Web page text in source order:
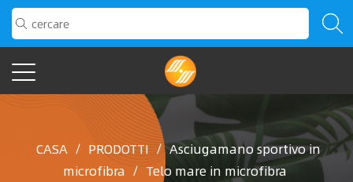
CASA / PRODOTTI / Asciugamano sportivo in
microfibra / Telo mare in microfibra